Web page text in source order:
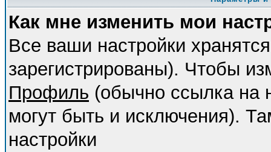
Как мне изменить мои
Все ваши настройки
зарегистрированы). Чтобы
Профиль (обычно ссылка на
могут быть и исключения).
настройки